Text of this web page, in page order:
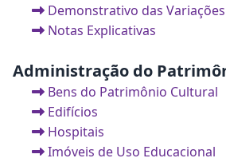
Demonstrativo das
Notas Explicativas
Administração do
Bens do Patrimônio Cultural
Edifícios
Hospitais
Imóveis de Uso Educacional